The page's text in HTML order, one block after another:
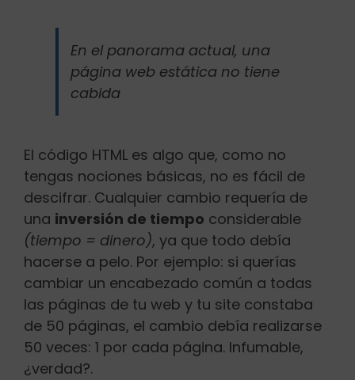
En el panorama actual, una
página web estática no tiene
cabida
El código HTML es algo que, como no
tengas nociones básicas, no es fácil de
descifrar. Cualquier cambio requería de
una inversión de tiempo considerable
(tiempo = dinero), ya que todo debía
hacerse a pelo. Por ejemplo: si querías
cambiar un encabezado común a todas
las páginas de tu web y tu site constaba
de 50 páginas, el cambio debía realizarse
50 veces: 1 por cada página. Infumable,
¿verdad?.